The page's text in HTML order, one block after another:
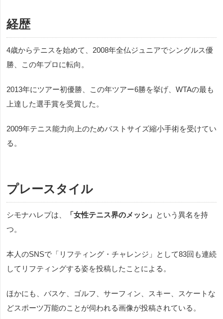
経歴
4歳からテニスを始めて、2008年全仏ジュニアでシングルス優
勝、この年プロに転向。
2013年にツアー初優勝、この年ツアー6勝を挙げ、WTAの最も
上達した選手賞を受賞した。
2009年テニス能力向上のためバストサイズ縮小手術を受けてい
る。
プレースタイル
シモナハレプは、 「女性テニス界のメッシ」 という異名を持
つ。
本人のSNSで「リフティング・チャレンジ」として83回も連続
してリフティングする姿を投稿したことによる。
ほかにも、バスケ、ゴルフ、サーフィン、スキー、スケートな
どスポーツ万能のことが伺われる画像が投稿されている。